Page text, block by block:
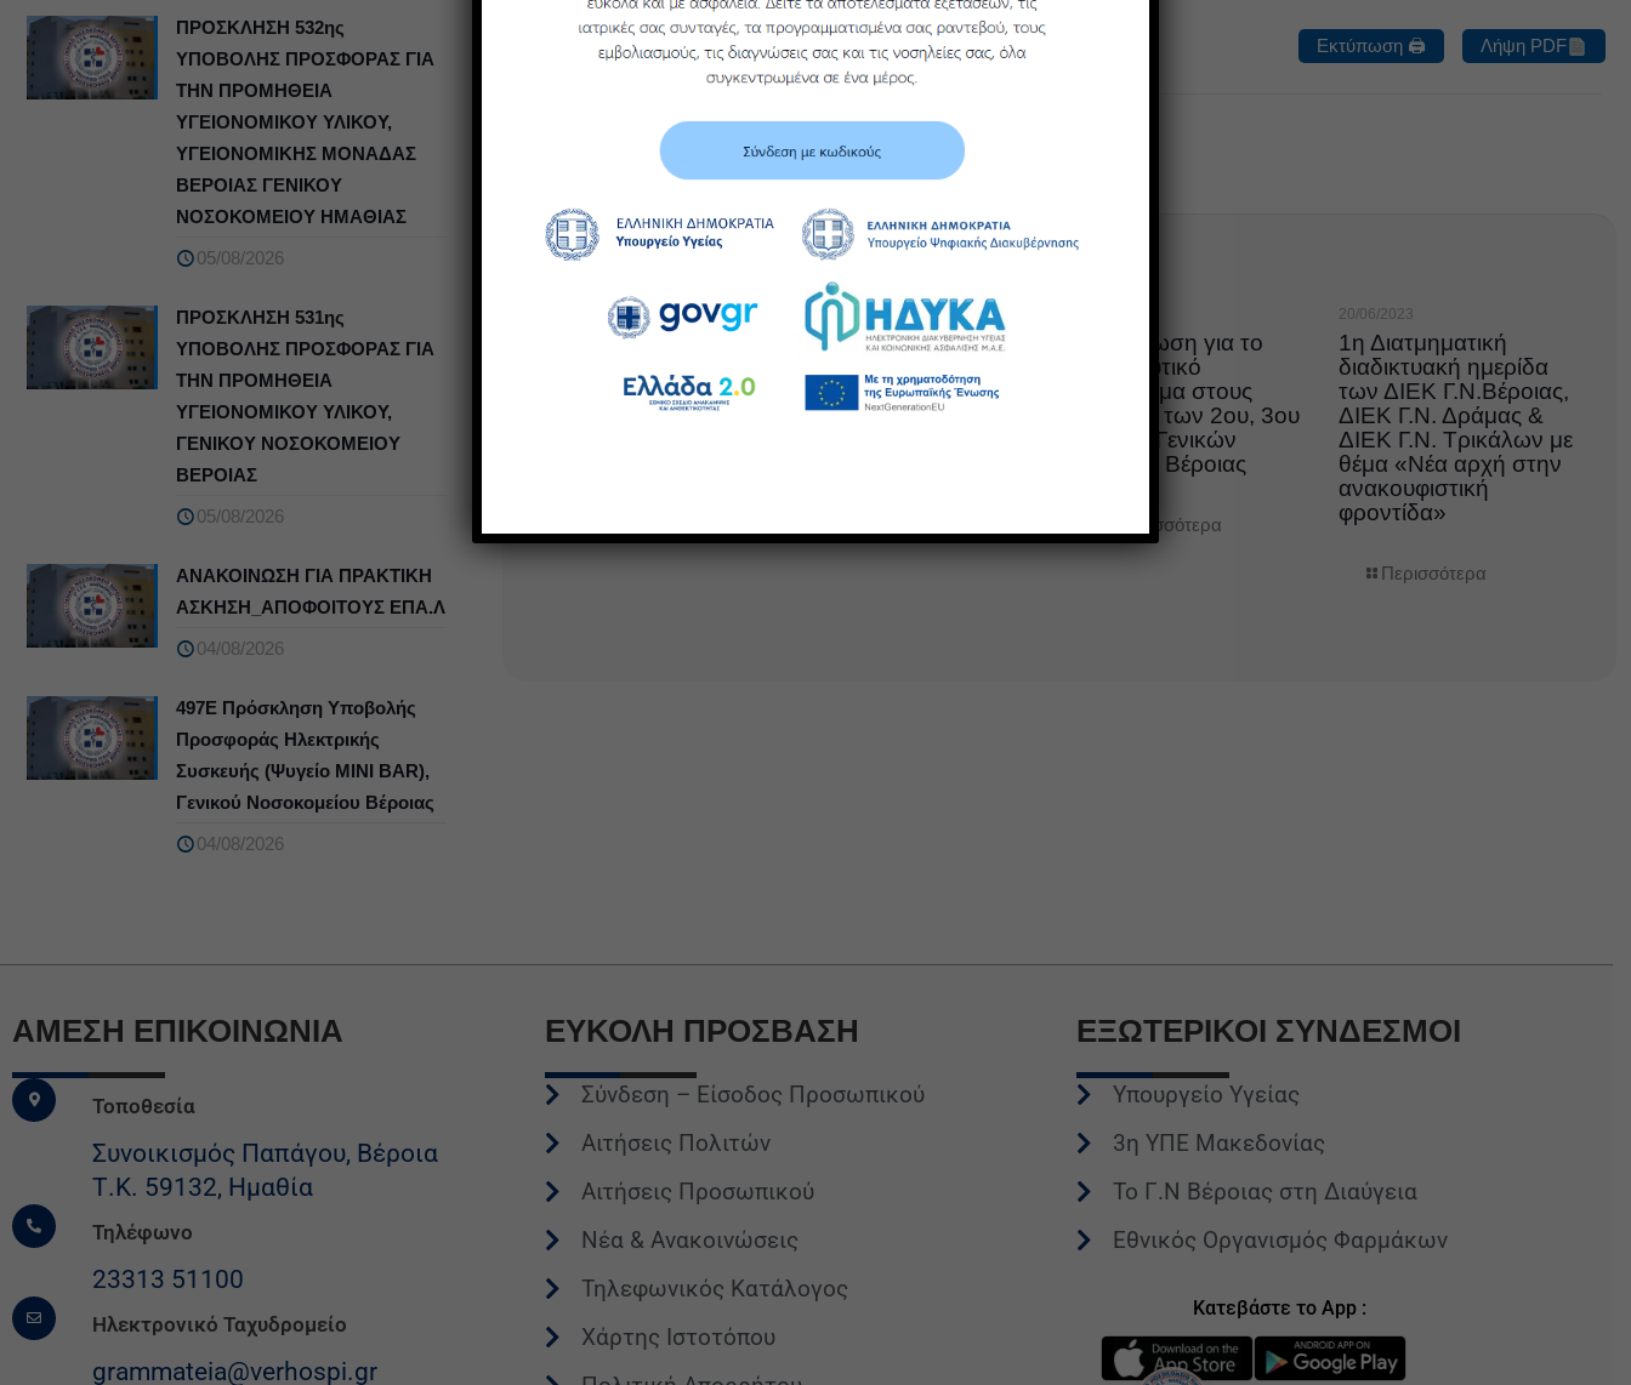
μαθητριών.
Εκτύπωση 🖨
Λήψη PDF
Δείτε Επίσης
18/10/2023
Αγιασμός στο ΔΙΕΚ
Βέροιας
20/06/2023
Ενημέρωση μαθητών
τα Σεξουαλικώς
Μεταδιδόμενα
Ενημέρωση για το
νοσηλευτικό
επάγγελμα στους
μαθητές των 2ου, 3ου
και 4ου Γενικών
Λυκείων Βέροιας
Περισσότερα
20/06/2023
1η Διατμηματική
διαδικτυακή ημερίδα
των ΔΙΕΚ Γ.Ν.Βέροιας,
ΔΙΕΚ Γ.Ν. Δράμας &
ΔΙΕΚ Γ.Ν. Τρικάλων με
θέμα «Νέα αρχή στην
ανακουφιστική
φροντίδα»
Περισσότερα
ΠΡΟΣΚΛΗΣΗ 532ης
ΥΠΟΒΟΛΗΣ ΠΡΟΣΦΟΡΑΣ ΓΙΑ
ΤΗΝ ΠΡΟΜΗΘΕΙΑ
ΥΓΕΙΟΝΟΜΙΚΟΥ ΥΛΙΚΟΥ,
ΥΓΕΙΟΝΟΜΙΚΗΣ ΜΟΝΑΔΑΣ
ΒΕΡΟΙΑΣ ΓΕΝΙΚΟΥ
ΝΟΣΟΚΟΜΕΙΟΥ ΗΜΑΘΙΑΣ
05/08/2026
ΠΡΟΣΚΛΗΣΗ 531ης
ΥΠΟΒΟΛΗΣ ΠΡΟΣΦΟΡΑΣ ΓΙΑ
ΤΗΝ ΠΡΟΜΗΘΕΙΑ
ΥΓΕΙΟΝΟΜΙΚΟΥ ΥΛΙΚΟΥ,
ΓΕΝΙΚΟΥ ΝΟΣΟΚΟΜΕΙΟΥ
ΒΕΡΟΙΑΣ
05/08/2026
ΑΝΑΚΟΙΝΩΣΗ ΓΙΑ ΠΡΑΚΤΙΚΗ
ΑΣΚΗΣΗ_ΑΠΟΦΟΙΤΟΥΣ ΕΠΑ.Λ
04/08/2026
497Ε Πρόσκληση Υποβολής
Προσφοράς Ηλεκτρικής
Συσκευής (Ψυγείο MINI BAR),
Γενικού Νοσοκομείου Βέροιας
04/08/2026
ΆΜΕΣΗ ΕΠΙΚΟΙΝΩΝΙΑ
Τοποθεσία
Συνοικισμός Παπάγου, Βέροια
Τ.Κ. 59132, Ημαθία
Τηλέφωνο
23313 51100
Ηλεκτρονικό Ταχυδρομείο
grammateia@verhospi.gr
ΕΥΚΟΛΗ ΠΡΟΣΒΑΣΗ
Σύνδεση – Είσοδος Προσωπικού
Αιτήσεις Πολιτών
Αιτήσεις Προσωπικού
Νέα & Ανακοινώσεις
Τηλεφωνικός Κατάλογος
Χάρτης Ιστοτόπου
ΕΞΩΤΕΡΙΚΟΙ ΣΥΝΔΕΣΜΟΙ
Υπουργείο Υγείας
3η ΥΠΕ Μακεδονίας
Το Γ.Ν Βέροιας στη Διαύγεια
Εθνικός Οργανισμός Φαρμάκων
Κατεβάστε το App :